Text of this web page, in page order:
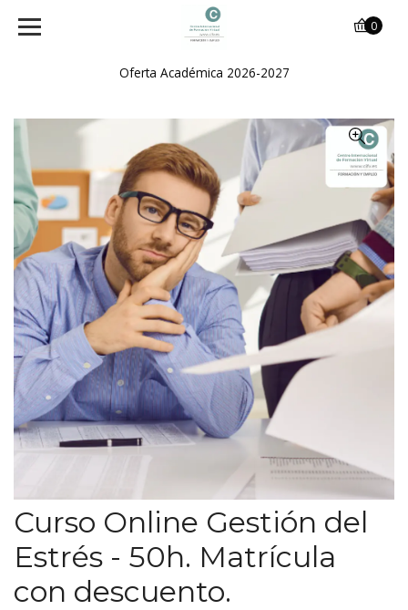
Oferta Académica 2026-2027
0
Curso Online Gestión del
Estrés - 50h. Matrícula
con descuento.